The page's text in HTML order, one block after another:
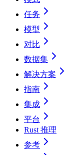
任务
模型
对比
数据集
解决方案
指南
集成
平台
Rust 推理
参考